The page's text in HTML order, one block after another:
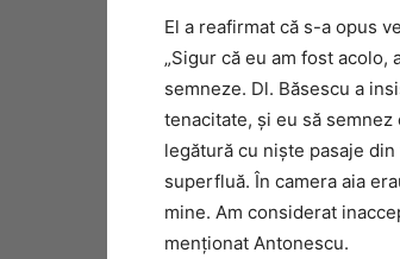
El a reafirmat că s-a opus
„Sigur că eu am fost
semneze. Dl. Băsescu a
tenacitate, și eu să
legătură cu niște pasaje
superfluă. În camera aia
mine. Am considerat
menționat Antonescu.